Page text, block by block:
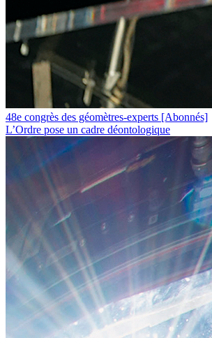
48e congrès des géomètres-experts [Abonnés]
L’Ordre pose un cadre déontologique